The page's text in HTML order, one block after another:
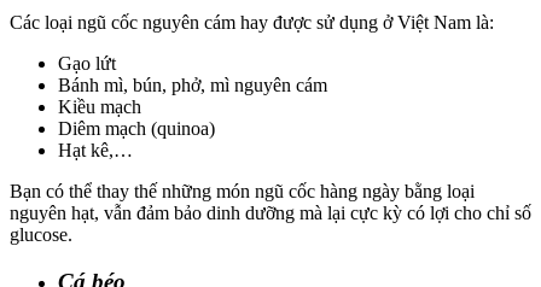
Các loại ngũ cốc nguyên cám hay được sử dụng ở Việt Nam là:
Gạo lứt
Bánh mì, bún, phở, mì nguyên cám
Kiều mạch
Diêm mạch (quinoa)
Hạt kê,…
Bạn có thể thay thế những món ngũ cốc hàng ngày bằng loại
nguyên hạt, vẫn đảm bảo dinh dưỡng mà lại cực kỳ có lợi cho chỉ số
glucose.
Cá béo